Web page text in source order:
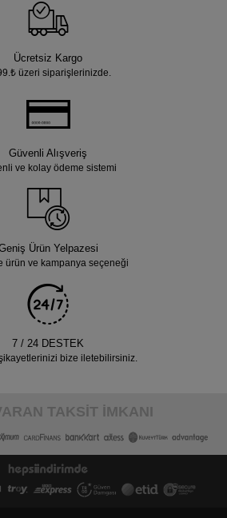
Ücretsiz Kargo
üzeri siparişlerinizde.
Güvenli Alışveriş
ve kolay ödeme sistemi
Ürün Yelpazesi
ürün ve kampanya seçeneği
7 / 24 DESTEK
bize iletebilirsiniz.
TAKSİT İMKANI